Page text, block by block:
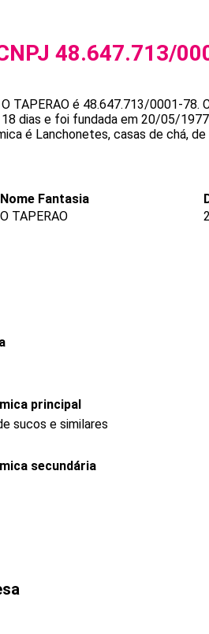
48.647.713/
O TAPERAO é 48.647.713/0001-78.
18 dias e foi fundada em 20/05/
é Lanchonetes, casas de chá,
Nome Fantasia
O TAPERAO
principal
sucos e similares
secundária